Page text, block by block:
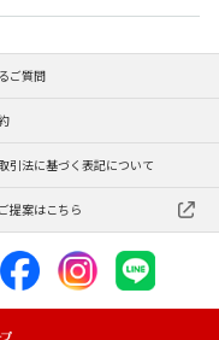
ご質問
引法に基づく表記について
提案はこちら